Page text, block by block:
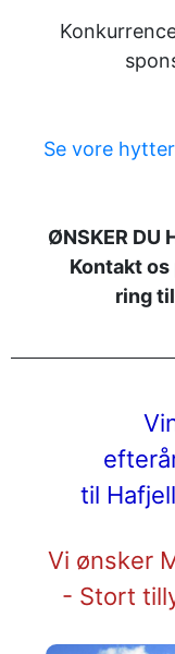
Se vore
ØNSKER DU
Kontakt
ring
til
Vi ønsker
- Stort